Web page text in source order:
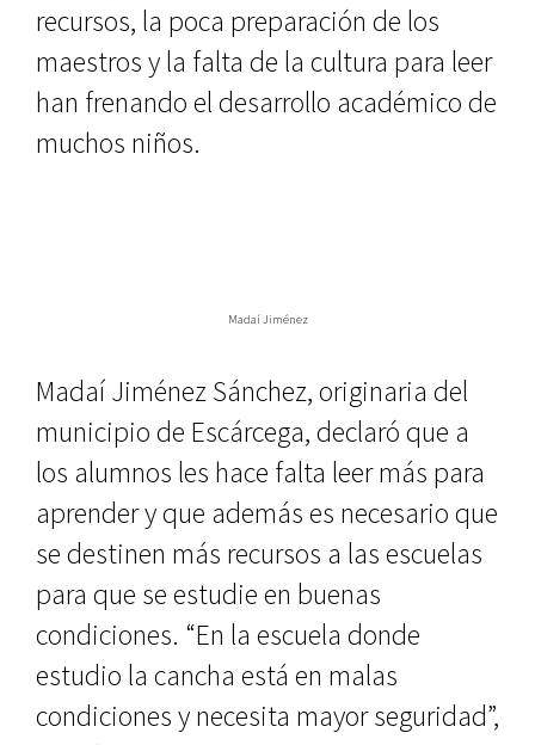
recursos, la poca preparación de los
maestros y la falta de la cultura para leer
han frenando el desarrollo académico de
muchos niños.
Madaí Jiménez
Madaí Jiménez Sánchez, originaria del
municipio de Escárcega, declaró que a
los alumnos les hace falta leer más para
aprender y que además es necesario que
se destinen más recursos a las escuelas
para que se estudie en buenas
condiciones. “En la escuela donde
estudio la cancha está en malas
condiciones y necesita mayor seguridad”,